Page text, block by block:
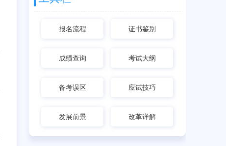
报名流程 证书鉴别
成绩查询 考试大纲
备考误区 应试技巧
发展前景 改革详解